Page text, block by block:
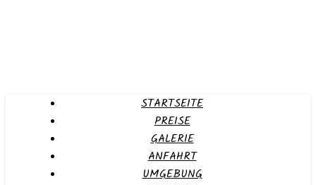
STARTSEITE
PREISE
GALERIE
ANFAHRT
UMGEBUNG